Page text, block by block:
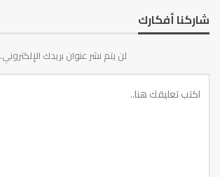
شاركنا أفكارك
لن يتم نشر عنوان بريدك الإلكتروني.